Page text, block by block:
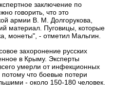
заключение по
говорить, что это
армии В. М. Долгорукова,
материал. Пуговицы, которые
монеты", - отметил Мальгин.
захоронение русских
в Крыму. Эксперты
умерли от инфекционных
что боевые потери
- около 150-180 человек.